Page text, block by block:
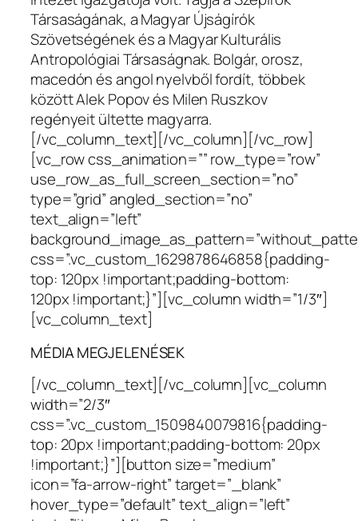
Társaságának, a Magyar Újságírók
Szövetségének és a Magyar Kulturális
Antropológiai Társaságnak. Bolgár, orosz,
macedón és angol nyelvből fordít, többek
között Alek Popov és Milen Ruszkov
regényeit ültette magyarra.
[/vc_column_text][/vc_column][/vc_row]
[vc_row css_animation=”” row_type=”row”
use_row_as_full_screen_section=”no”
type=”grid” angled_section=”no”
text_align=”left”
css=”.vc_custom_1629878646858{padding-
top: 120px !important;padding-bottom:
120px !important;}”][vc_column width=”1/3″]
[vc_column_text]
MÉDIA MEGJELENÉSEK
[/vc_column_text][/vc_column][vc_column
width=”2/3″
css=”.vc_custom_1509840079816{padding-
top: 20px !important;padding-bottom: 20px
!important;}”][button size=”medium”
icon=”fa-arrow-right” target=”_blank”
hover_type=”default” text_align=”left”